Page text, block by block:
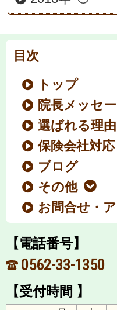
目次
トップ
院長メッセ
選ばれる理由
保険会社対応
ブログ
その他
お問合せ・
【電話番号】
0562-33-1350
【受付時間 】